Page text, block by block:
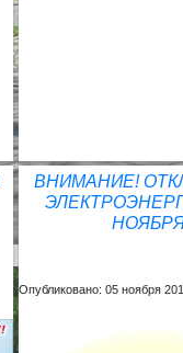
ВНИМАНИЕ!
Опубликовано: 05 ноября